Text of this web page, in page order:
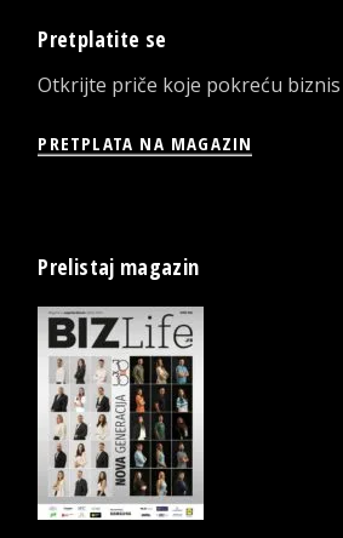
Pretplatite se
Otkrijte priče koje pokreću biznis
PRETPLATA NA MAGAZIN
Prelistaj magazin